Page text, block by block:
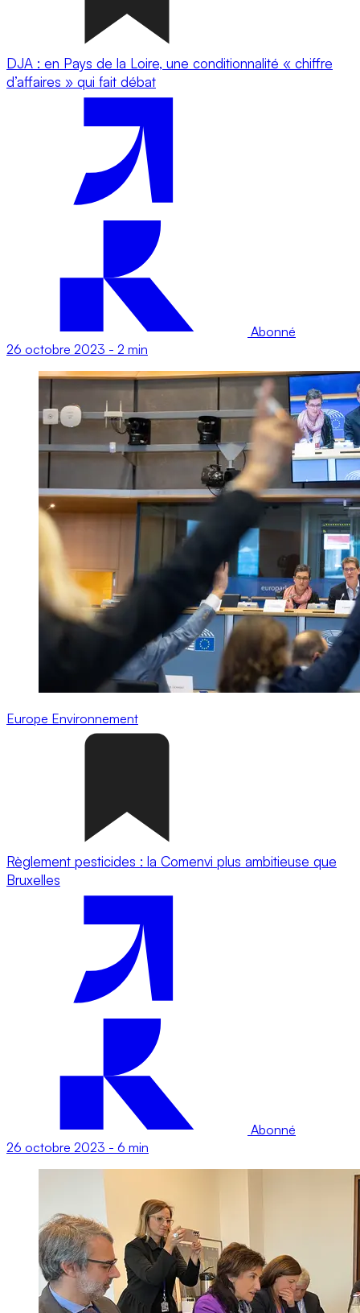
DJA : en Pays de la Loire, une conditionnalité « chiffre
d’affaires » qui fait débat
Abonné
26 octobre 2023 - 2 min
Europe Environnement
Règlement pesticides : la Comenvi plus ambitieuse que
Bruxelles
Abonné
26 octobre 2023 - 6 min